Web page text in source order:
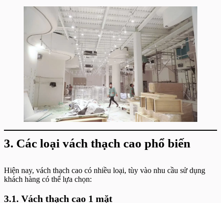
3. Các loại vách thạch cao phổ biến
Hiện nay, vách thạch cao có nhiều loại, tùy vào nhu cầu sử dụng
khách hàng có thể lựa chọn:
3.1. Vách thạch cao 1 mặt